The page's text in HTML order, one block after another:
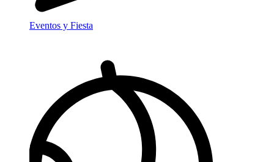
Eventos y Fiesta